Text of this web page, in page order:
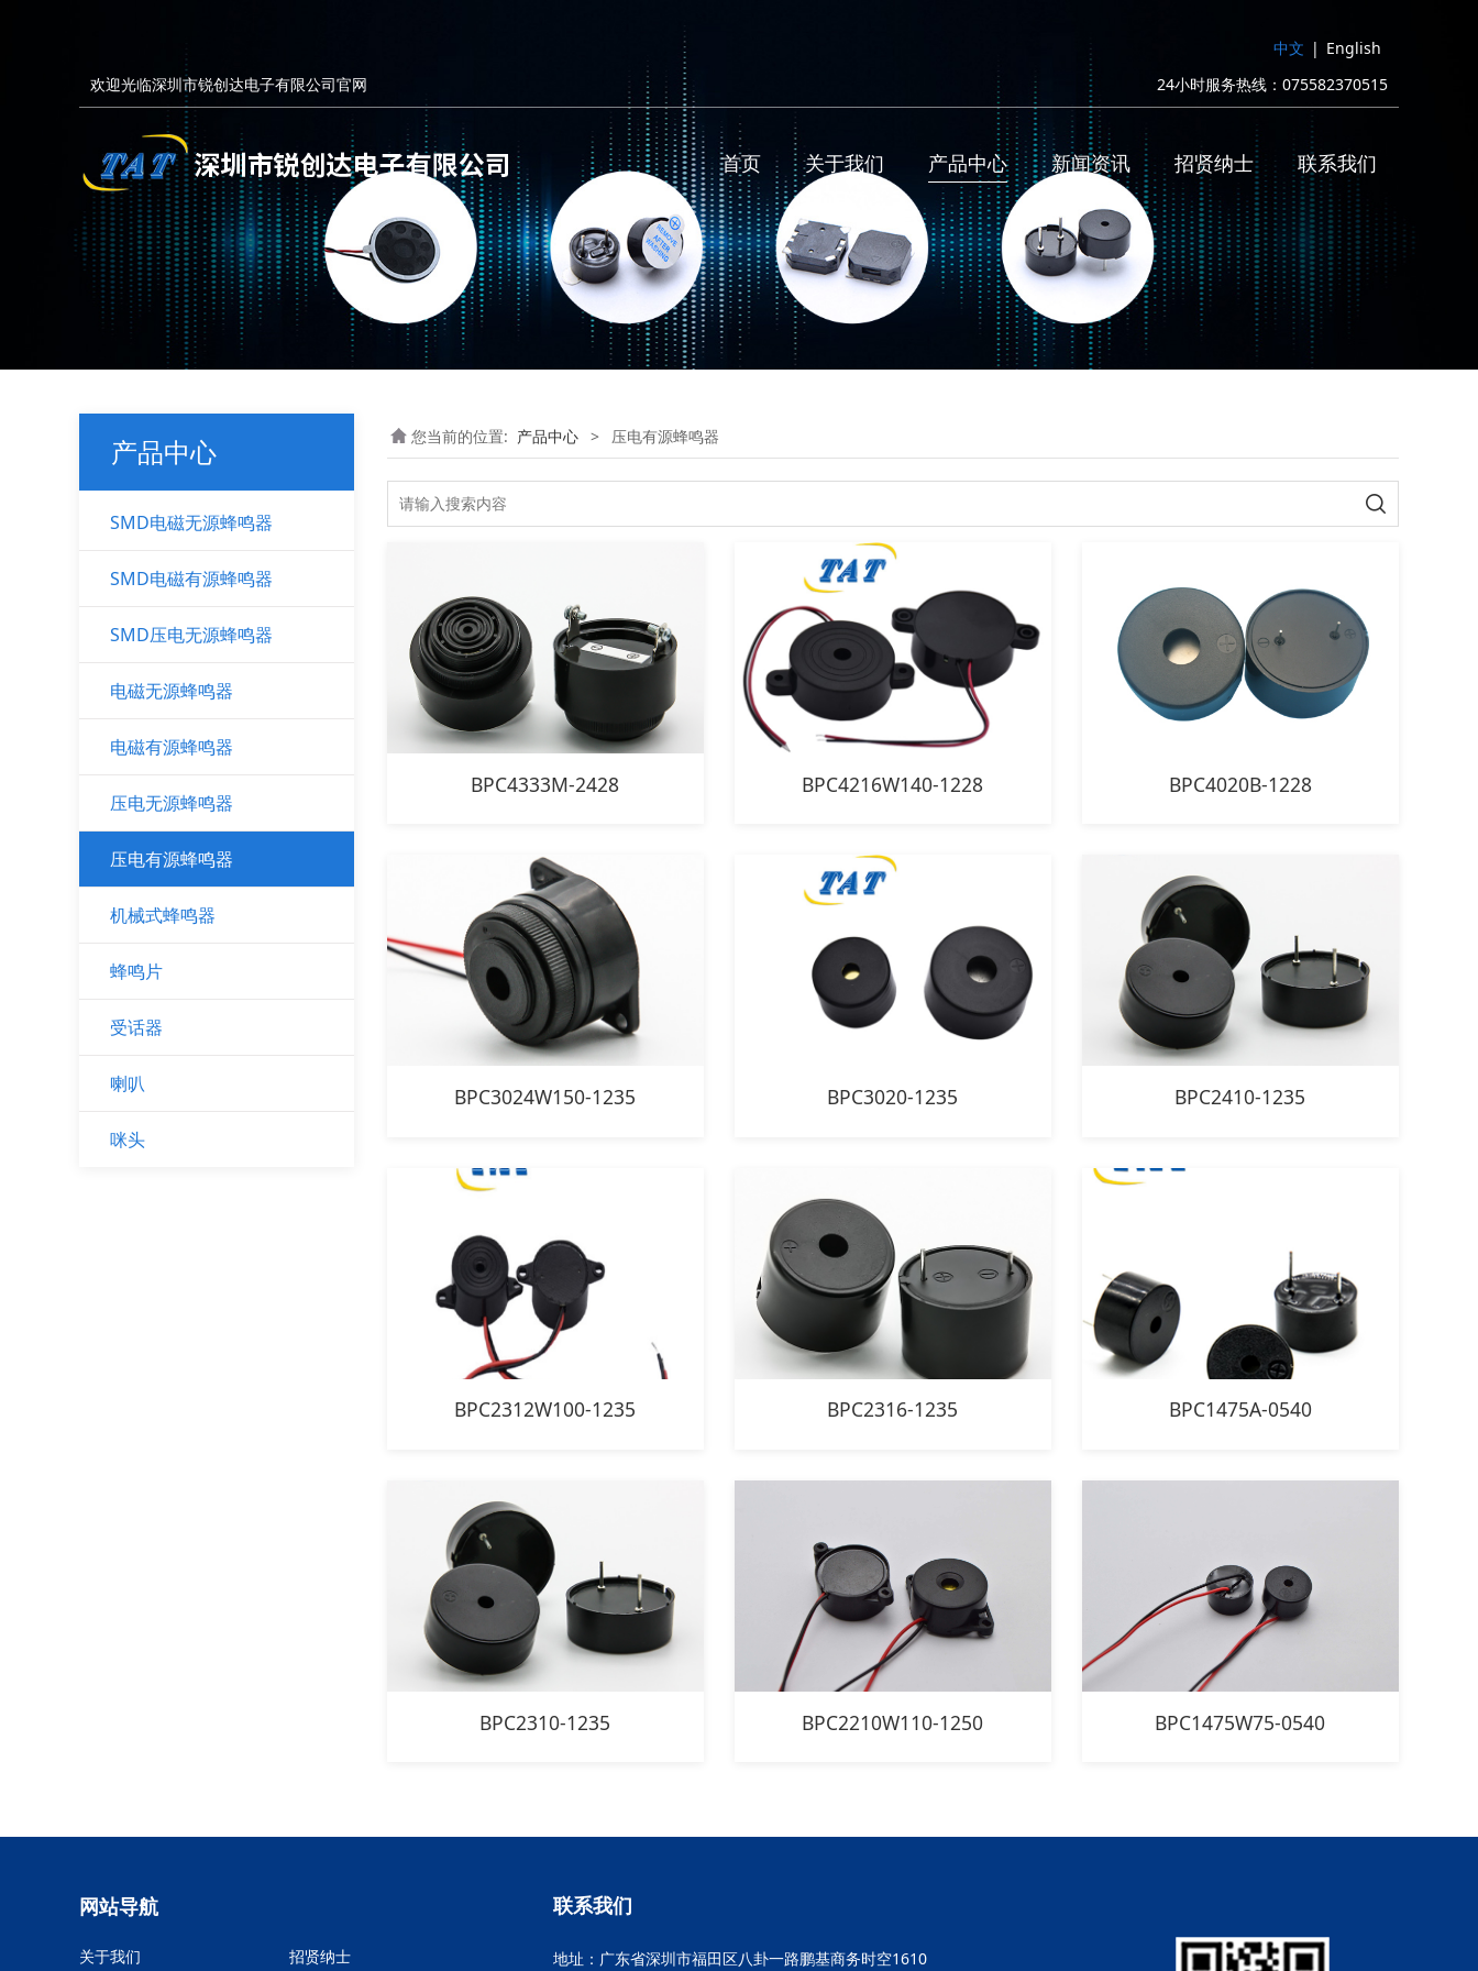
中文 | English
欢迎光临深圳市锐创达电子有限公司官网
24小时服务热线：075582370515
首页 关于我们 产品中心 新闻资讯 招贤纳士 联系我们
产品中心
SMD电磁无源蜂鸣器
SMD电磁有源蜂鸣器
SMD压电无源蜂鸣器
电磁无源蜂鸣器
电磁有源蜂鸣器
压电无源蜂鸣器
压电有源蜂鸣器
机械式蜂鸣器
蜂鸣片
受话器
喇叭
咪头
您当前的位置: 产品中心 > 压电有源蜂鸣器
BPC4333M-2428 BPC4216W140-1228 BPC4020B-1228
BPC3024W150-1235 BPC3020-1235 BPC2410-1235
BPC2312W100-1235 BPC2316-1235 BPC1475A-0540
BPC2310-1235 BPC2210W110-1250 BPC1475W75-0540
网站导航
关于我们 招贤纳士
联系我们
地址：广东省深圳市福田区八卦一路鹏基商务时空1610